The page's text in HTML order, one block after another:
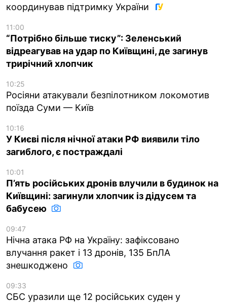
координував підтримку України
11:00
“Потрібно більше тиску”: Зеленський
відреагував на удар по Київщині, де загинув
трирічний хлопчик
10:25
Росіяни атакували безпілотником локомотив
поїзда Суми — Київ
10:16
У Києві після нічної атаки РФ виявили тіло
загиблого, є постраждалі
10:01
П’ять російських дронів влучили в будинок на
Київщині: загинули хлопчик із дідусем та
бабусею
09:47
Нічна атака РФ на Україну: зафіксовано
влучання ракет і 13 дронів, 135 БпЛА
знешкоджено
09:33
СБС уразили ще 12 російських суден у